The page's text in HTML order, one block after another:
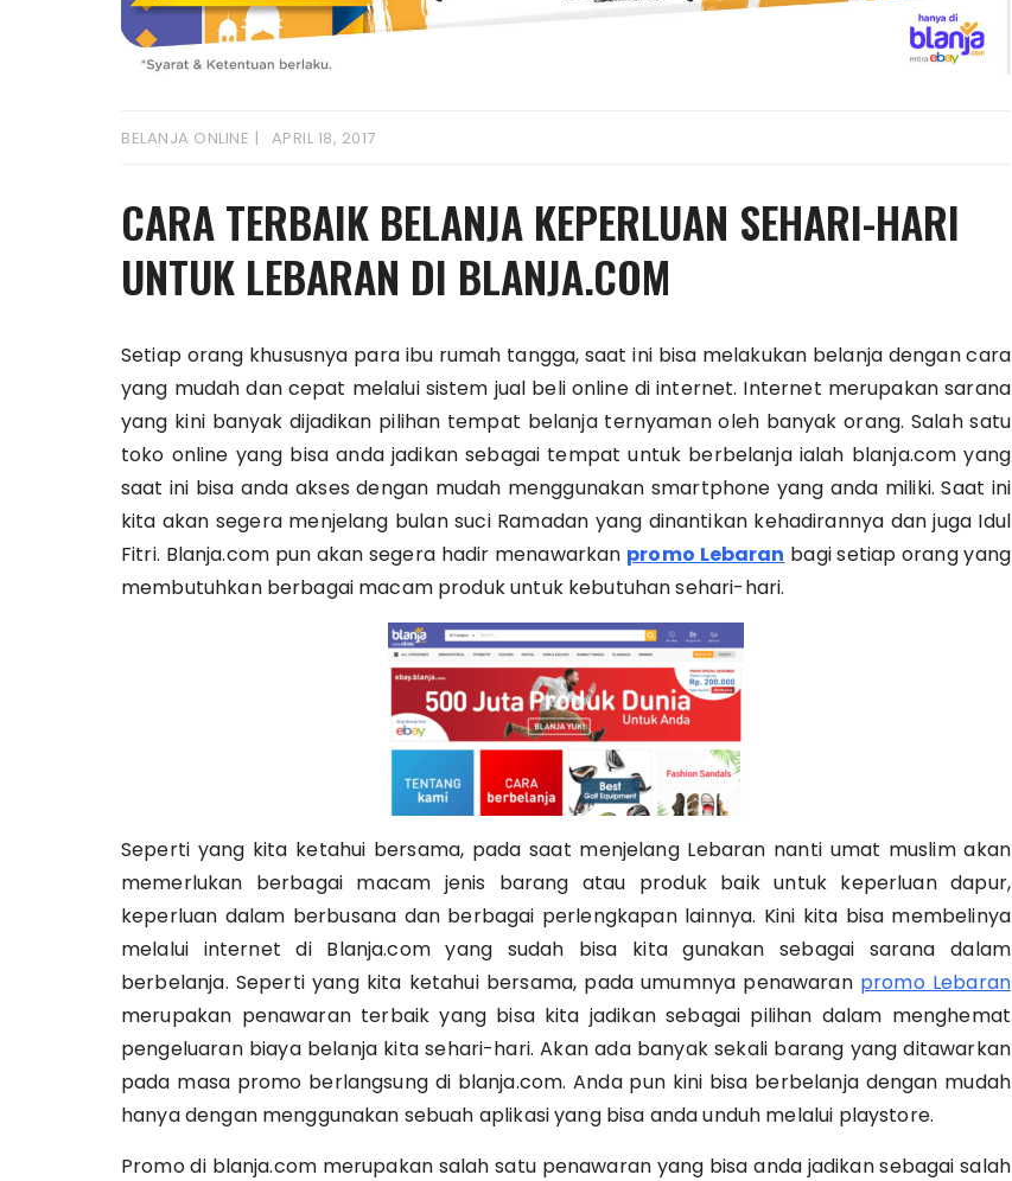
BELANJA ONLINE APRIL 18, 2017
CARA TERBAIK BELANJA KEPERLUAN SEHARI-HARI
UNTUK LEBARAN DI BLANJA.COM
Setiap orang khususnya para ibu rumah tangga, saat ini bisa melakukan belanja dengan cara
yang mudah dan cepat melalui sistem jual beli online di internet. Internet merupakan sarana
yang kini banyak dijadikan pilihan tempat belanja ternyaman oleh banyak orang. Salah satu
toko online yang bisa anda jadikan sebagai tempat untuk berbelanja ialah blanja.com yang
saat ini bisa anda akses dengan mudah menggunakan smartphone yang anda miliki. Saat ini
kita akan segera menjelang bulan suci Ramadan yang dinantikan kehadirannya dan juga Idul
Fitri. Blanja.com pun akan segera hadir menawarkan promo Lebaran bagi setiap orang yang
membutuhkan berbagai macam produk untuk kebutuhan sehari-hari.
Seperti yang kita ketahui bersama, pada saat menjelang Lebaran nanti umat muslim akan
memerlukan berbagai macam jenis barang atau produk baik untuk keperluan dapur,
keperluan dalam berbusana dan berbagai perlengkapan lainnya. Kini kita bisa membelinya
melalui internet di Blanja.com yang sudah bisa kita gunakan sebagai sarana dalam
berbelanja. Seperti yang kita ketahui bersama, pada umumnya penawaran promo Lebaran
merupakan penawaran terbaik yang bisa kita jadikan sebagai pilihan dalam menghemat
pengeluaran biaya belanja kita sehari-hari. Akan ada banyak sekali barang yang ditawarkan
pada masa promo berlangsung di blanja.com. Anda pun kini bisa berbelanja dengan mudah
hanya dengan menggunakan sebuah aplikasi yang bisa anda unduh melalui playstore.
Promo di blanja.com merupakan salah satu penawaran yang bisa anda jadikan sebagai salah